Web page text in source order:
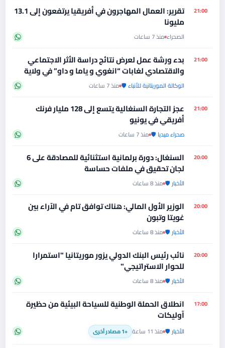
21:00 تقرير: العمال المهاجرون في أفريقيا يرتفعون إلى 13.1
مليونا
الصحراء منذ 7 ساعات
21:00 بدء ورشة عمل لعرض نتائج دراسة الأثر الاجتماعي
والاقتصادي لغابات “انغوي و ياما و داو” في ولاية
كوركول
الوكالة الموريتانية للأنباء 🛡️ منذ 7 ساعات
21:00 عجز التجارة السنغالية يتسع إلى 128 مليار فرنك
أفريقي في يونيو
صحراء ميديا 🛡️ منذ 7 ساعات
20:00 السنغال: دورة برلمانية استثنائية للمصادقة على 6
لجان تحقيق في ملفات حساسة
الأخبار 🛡️ منذ 8 ساعات
20:00 الوزير الأول المالي: هناك توافق تام في الآراء بين
غويتا وتبون
الأخبار 🛡️ منذ 8 ساعات
20:00 نائب رئيس البنك الدولي يزور موريتانيا "استمرارا
للحوار الاستراتيجي"
الأخبار 🛡️ منذ 8 ساعات
17:00 انطلاق الحملة الوطنية للسياحة البيئية من حظيرة
آوليكات
الأخبار 🛡️ منذ 11 ساعة +1 مصادر أخرى